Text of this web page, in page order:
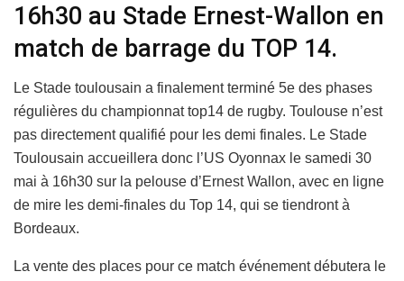
16h30 au Stade Ernest-Wallon en
match de barrage du TOP 14.
Le Stade toulousain a finalement terminé 5e des phases
régulières du championnat top14 de rugby. Toulouse n’est
pas directement qualifié pour les demi finales. Le Stade
Toulousain accueillera donc l’US Oyonnax le samedi 30
mai à 16h30 sur la pelouse d’Ernest Wallon, avec en ligne
de mire les demi-finales du Top 14, qui se tiendront à
Bordeaux.
La vente des places pour ce match événement débutera le